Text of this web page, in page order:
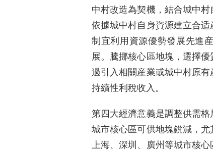
中村改造為契機，結合城中
依據城中村自身資源建立合
制宜利用資源優勢發展先進
展。騰挪核心區地塊，選擇
過引入相關産業或城中村原
持續性利稅收入。
第四大經濟意義是調整供需格
城市核心區可供地塊銳減，尤
上海、深圳、廣州等城市核